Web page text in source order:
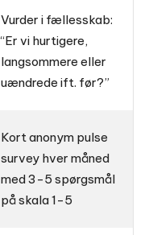
Vurder i fællesskab:
“Er vi hurtigere,
langsommere eller
uændrede ift. før?”
Kort anonym pulse
survey hver måned
med 3-5 spørgsmål
på skala 1-5